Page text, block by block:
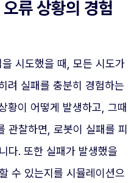
류 상황의 경험
시도했을 때, 모든 시도가
려 실패를 충분히 경험하는
황이 어떻게 발생하고, 그때
관찰하면, 로봇이 실패를 피
다. 또한 실패가 발생했을
수 있는지를 시뮬레이션으